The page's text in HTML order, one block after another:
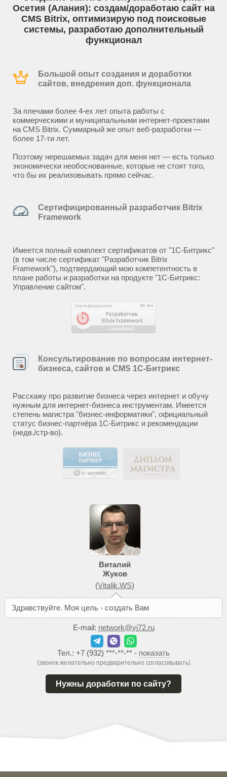
Осетия (Алания): создам/доработаю сайт на
CMS Bitrix, оптимизирую под поисковые
системы, разработаю дополнительный
функционал
Большой опыт создания и доработки
сайтов, внедрения доп. функционала
За плечами более 4-ех лет опыта работы с
коммерческими и муниципальными интернет-проектами
на CMS Bitrix. Суммарный же опыт веб-разработки —
более 17-ти лет.
Поэтому нерешаемых задач для меня нет — есть только
экономически необоснованные, которые не стоят того,
что бы их реализовывать прямо сейчас.
Сертифицированный разработчик Bitrix
Framework
Имеется полный комплект сертификатов от "1С-Битрикс"
(в том числе сертификат "Разработчик Bitrix
Framework"), подтвердающий мою компетентность в
плане работы и разработки на продукте "1С-Битрикс:
Управление сайтом".
Консультирование по вопросам интернет-
бизнеса, сайтов и CMS 1С-Битрикс
Расскажу про развитие бизнеса через интернет и обучу
нужным для интернет-бизнеса инструментам. Имеется
степень магистра "бизнес-информатики", официальный
статус бизнес-партнёра 1С-Битрикс и рекомендации
(недв./стр-во).
Виталий
Жуков
(Vitalik.WS)
Здравствуйте. Моя цель - создать Вам
E-mail: network@vj72.ru
Тел.: +7 (932) ***-**-** - показать
(звонок желательно предварительно согласовывать)
Нужны доработки по сайту?